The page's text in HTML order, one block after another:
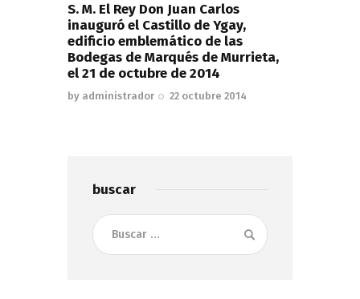
S. M. El Rey Don Juan Carlos
inauguró el Castillo de Ygay,
edificio emblemático de las
Bodegas de Marqués de Murrieta,
el 21 de octubre de 2014
by administrador 22 octubre 2014
buscar
Buscar: